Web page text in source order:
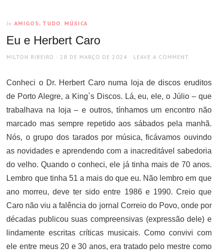
In AMIGOS, TUDO MÚSICA
Eu e Herbert Caro
AUTHOR
MILTON RIBEIRO
POSTED
28 DE MARÇO DE 2024 LEAVE A COMMENT
Conheci o Dr. Herbert Caro numa loja de discos eruditos
de Porto Alegre, a King`s Discos. Lá, eu, ele, o Júlio – que
trabalhava na loja – e outros, tínhamos um encontro não
marcado mas sempre repetido aos sábados pela manhã.
Nós, o grupo dos tarados por música, ficávamos ouvindo
as novidades e aprendendo com a inacreditável sabedoria
do velho. Quando o conheci, ele já tinha mais de 70 anos.
Lembro que tinha 51 a mais do que eu. Não lembro em que
ano morreu, deve ter sido entre 1986 e 1990. Creio que
Caro não viu a falência do jornal Correio do Povo, onde por
décadas publicou suas compreensivas (expressão dele) e
lindamente escritas críticas musicais. Como convivi com
ele entre meus 20 e 30 anos, era tratado pelo mestre como